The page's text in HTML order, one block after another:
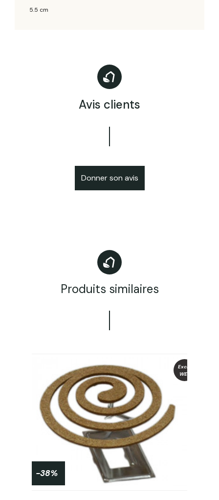
5.5 cm
Avis clients
Donner son avis
Produits similaires
Exclu
WEB
-38%